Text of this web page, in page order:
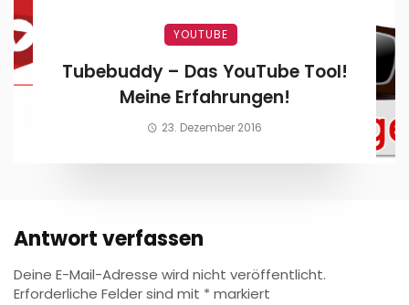
YOUTUBE
Tubebuddy – Das YouTube Tool!
Meine Erfahrungen!
23. Dezember 2016
Antwort verfassen
Deine E-Mail-Adresse wird nicht veröffentlicht.
Erforderliche Felder sind mit * markiert